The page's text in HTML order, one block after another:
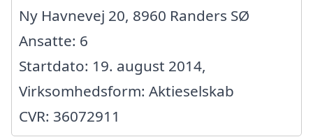
Ny Havnevej 20, 8960 Randers SØ
Ansatte: 6
Startdato: 19. august 2014,
Virksomhedsform: Aktieselskab
CVR: 36072911